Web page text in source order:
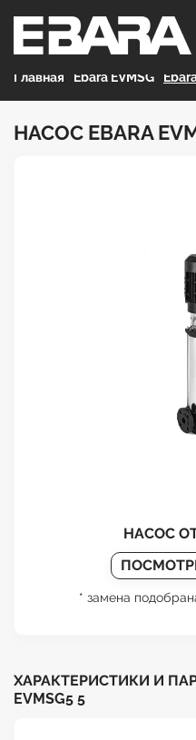
Главная Ebara EVMSG
НАСОС EBARA
НАСОС
* замена
ХАРАКТЕРИСТИКИ И
EVMSG5 5